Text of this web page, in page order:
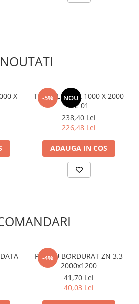
NOUTATI
X
-5% NOU
TABLA LBR 2 X 1000 X 2000
DC 01
238,40 Lei
226,48 Lei
ADAUGA IN COS
-4%
PANOU BORDURAT ZN 3.3
2000x1200
41,70 Lei
40,03 Lei